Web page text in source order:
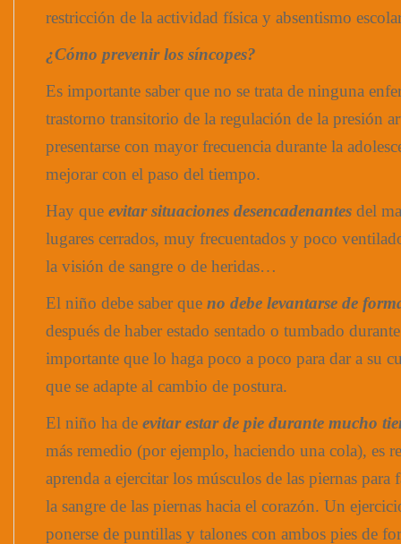
restricción de la actividad física y absentismo
¿Cómo prevenir los síncopes?
Es importante saber que no se trata de ninguna
trastorno transitorio de la regulación de la presión
presentarse con mayor frecuencia durante la
mejorar con el paso del tiempo.
Hay que evitar situaciones desencadenantes del
lugares cerrados, muy frecuentados y poco
la visión de sangre o de heridas…
El niño debe saber que no debe levantarse de
después de haber estado sentado o tumbado
importante que lo haga poco a poco para dar a su
que se adapte al cambio de postura.
El niño ha de evitar estar de pie durante mucho
más remedio (por ejemplo, haciendo una cola), es
aprenda a ejercitar los músculos de las piernas para
la sangre de las piernas hacia el corazón. Un
ponerse de puntillas y talones con ambos pies de